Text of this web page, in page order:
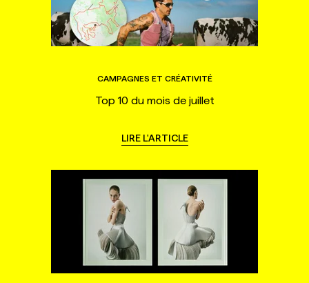
CAMPAGNES ET CRÉATIVITÉ
Top 10 du mois de juillet
LIRE L'ARTICLE